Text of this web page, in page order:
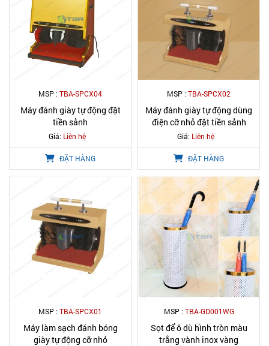
MSP :TBA-SPCX04
Máy đánh giày tự động đặt
tiền sảnh
Giá: Liên hệ
ĐẶT HÀNG
MSP :TBA-SPCX02
Máy đánh giày tự động dùng
điện cỡ nhỏ đặt tiền sảnh
Giá: Liên hệ
ĐẶT HÀNG
MSP :TBA-SPCX01
Máy làm sạch đánh bóng
giày tự động cỡ nhỏ
MSP :TBA-GD001WG
Sọt để ô dù hình tròn màu
trắng vành inox vàng